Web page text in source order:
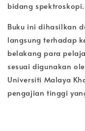
bidang spektroskopi.
Buku ini dihasilkan
langsung terhadap
belakang para
sesuai digunakan
Universiti Malaya
pengajian tinggi